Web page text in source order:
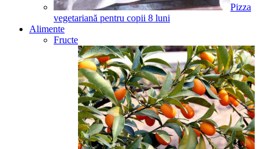
Pizza
vegetariană pentru copii 8 luni
Alimente
Fructe